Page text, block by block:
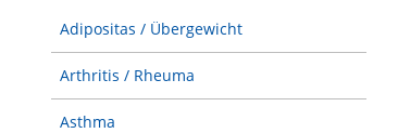
Adipositas / Übergewicht
Arthritis / Rheuma
Asthma